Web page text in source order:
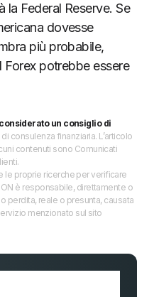
la Federal Reserve. Se
dovesse
più probabile,
Forex potrebbe essere
un consiglio di
consulenza finanziaria. L’articolo
contenuti sono Comunicati
le proprie ricerche per verificare
è responsabile, direttamente o
perdita, reale o presunta, causata
menzionato sul sito